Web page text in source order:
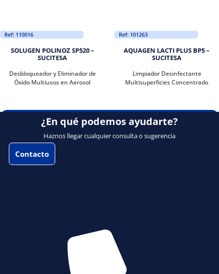
Ref: 110016
SOLUGEN POLINOZ SP520 –
SUCITESA
Desbloqueador y Eliminador de
Óxido Multiusos en Aerosol
Ref: 101263
AQUAGEN LACTI PLUS BP5 –
SUCITESA
Limpiador Desinfectante
Multisuperficies Concentrado
¿En qué podemos ayudarte?
Haznos llegar cualquier consulta o sugerencia
Contacto